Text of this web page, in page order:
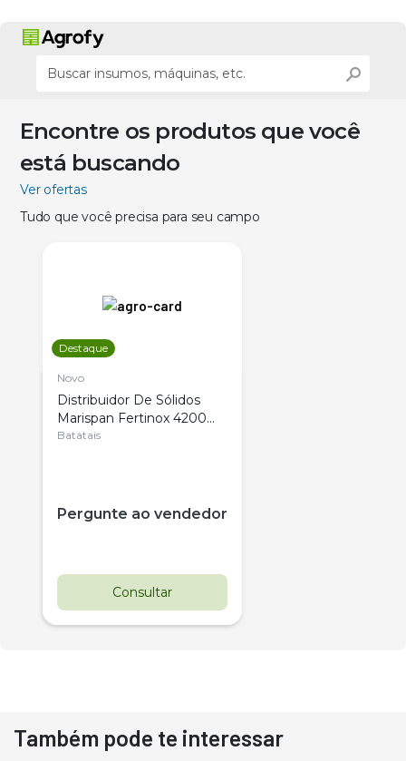
Encontre os produtos que você
está buscando
Ver ofertas
Tudo que você precisa para seu campo
Destaque
Novo
Distribuidor De Sólidos
Marispan Fertinox 4200
Citrus
Batatais
Pergunte ao vendedor
Consultar
Destaque
Também pode te interessar